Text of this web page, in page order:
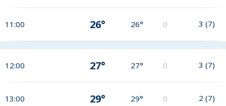
11:00 26° 26° 0 3 (7)
12:00 27° 27° 0 3 (7)
13:00 29° 29° 0 2 (7)